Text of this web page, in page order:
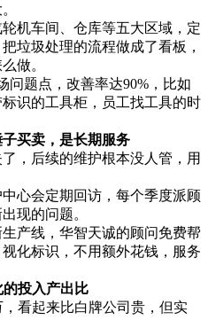
机车间、仓库等五大区域，定
垃圾处理的流程做成了看板，
做。
问题点，改善率达90%，比如
识的工具柜，员工找工具的时
买卖，是长期服务
，后续的维护根本没人管，用
心会定期回访，每个季度派顾
现的问题。
产线，华智天诚的顾问免费帮
化标识，不用额外花钱，服务
的投入产出比
看起来比白牌公司贵，但实